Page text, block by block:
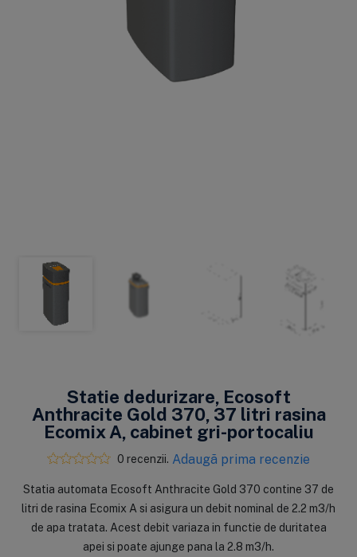
Statie dedurizare, Ecosoft
Anthracite Gold 370, 37 litri rasina
Ecomix A, cabinet gri-portocaliu
0 recenzii. Adaugă prima recenzie
Statia automata Ecosoft Anthracite Gold 370 contine 37 de
litri de rasina Ecomix A si asigura un debit nominal de 2.2 m3/h
de apa tratata. Acest debit variaza in functie de duritatea
apei si poate ajunge pana la 2.8 m3/h.